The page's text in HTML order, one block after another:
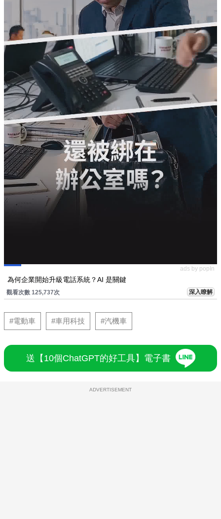
ads by popIn
為何企業開始升級電話系統？AI 是關鍵
觀看次數 125,737次 深入瞭解
#電動車 #車用科技 #汽機車
送【10個ChatGPT的好工具】電子書
ADVERTISEMENT